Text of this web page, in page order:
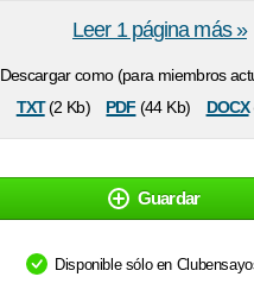
Descargar como (para miembros
txt(2 Kb) pdf (44 Kb) docx
Leer 1 página más »
Guardar
Disponible sólo en